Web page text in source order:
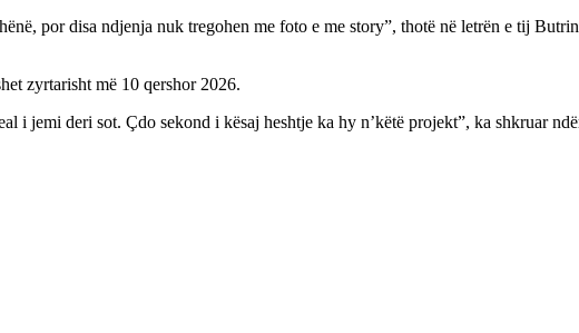
por disa ndjenja nuk tregohen me foto e me story”, thotë në letrën e tij
zyrtarisht më 10 qershor 2026.
i jemi deri sot. Çdo sekond i kësaj heshtje ka hy n’këtë projekt”, ka shkruar